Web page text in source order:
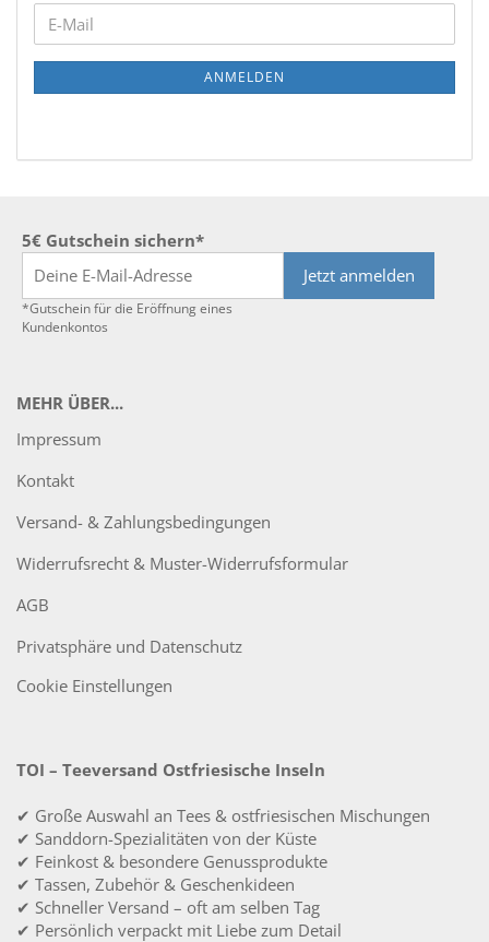
WEITER
ZUR
NEWSLETTER-
E-
Mail
ANMELDEN
5€ Gutschein sichern*
Jetzt anmelden
*Gutschein für die Eröffnung eines
Kundenkontos
MEHR ÜBER...
Impressum
Kontakt
Versand- & Zahlungsbedingungen
Widerrufsrecht & Muster-Widerrufsformular
AGB
Privatsphäre und Datenschutz
Cookie Einstellungen
TOI – Teeversand Ostfriesische Inseln
✔ Große Auswahl an Tees & ostfriesischen Mischungen
✔ Sanddorn-Spezialitäten von der Küste
✔ Feinkost & besondere Genussprodukte
✔ Tassen, Zubehör & Geschenkideen
✔ Schneller Versand – oft am selben Tag
✔ Persönlich verpackt mit Liebe zum Detail